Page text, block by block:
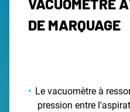
VACUOMÈTRE
DE MARQUAGE
Le vacuomètre à
pression entre